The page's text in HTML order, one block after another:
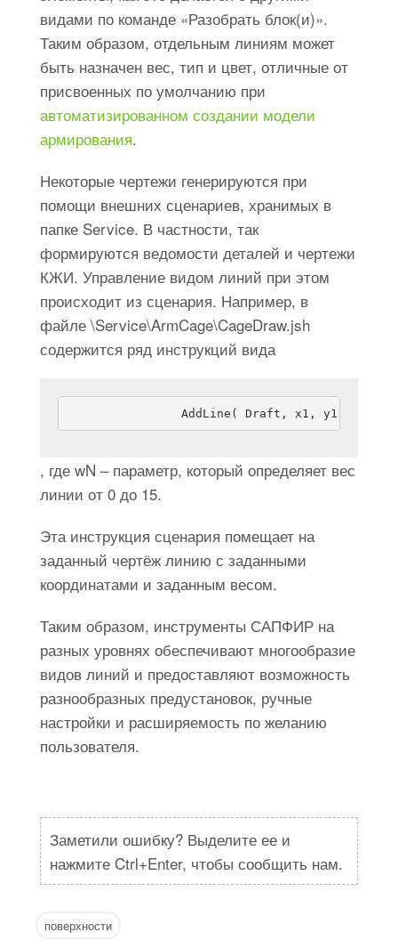
видами по команде «Разобрать блок(и)».
Таким образом, отдельным линиям может
быть назначен вес, тип и цвет, отличные от
присвоенных по умолчанию при
автоматизированном создании модели
армирования.
Некоторые чертежи генерируются при
помощи внешних сценариев, хранимых в
папке Service. В частности, так
формируются ведомости деталей и чертежи
КЖИ. Управление видом линий при этом
происходит из сценария. Например, в
файле \Service\ArmCage\CageDraw.jsh
содержится ряд инструкций вида
AddLine( Draft, x1, y1, x2, y2,
, где wN – параметр, который определяет вес
линии от 0 до 15.
Эта инструкция сценария помещает на
заданный чертёж линию с заданными
координатами и заданным весом.
Таким образом, инструменты САПФИР на
разных уровнях обеспечивают многообразие
видов линий и предоставляют возможность
разнообразных предустановок, ручные
настройки и расширяемость по желанию
пользователя.
Заметили ошибку? Выделите ее и
нажмите Ctrl+Enter, чтобы сообщить нам.
поверхности